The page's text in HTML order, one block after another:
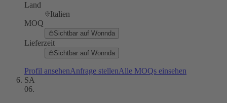
Land
Italien
MOQ
Sichtbar auf Wonnda
Lieferzeit
Sichtbar auf Wonnda
Profil ansehenAnfrage stellenAlle MOQs einsehen
SA
06.